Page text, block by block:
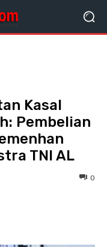
Kasal
Pembelian
TNI AL
0